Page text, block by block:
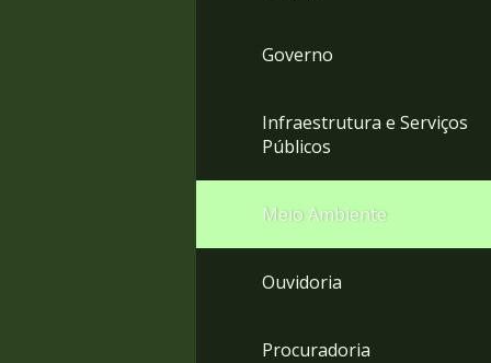
Governo
Infraestrutura e Serviços
Públicos
Meio Ambiente
Ouvidoria
Procuradoria